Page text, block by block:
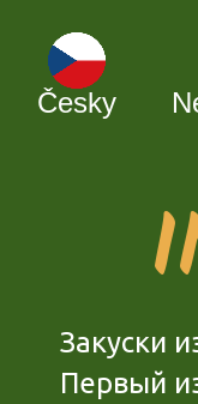
Česky
Закуски
Первый